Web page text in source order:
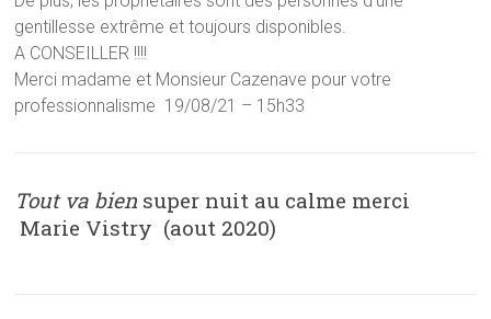
gentillesse extrême et toujours disponibles.
A CONSEILLER !!!!
Merci madame et Monsieur Cazenave pour votre
professionnalisme 19/08/21 – 15h33
Tout va bien super nuit au calme merci
Marie Vistry (aout 2020)